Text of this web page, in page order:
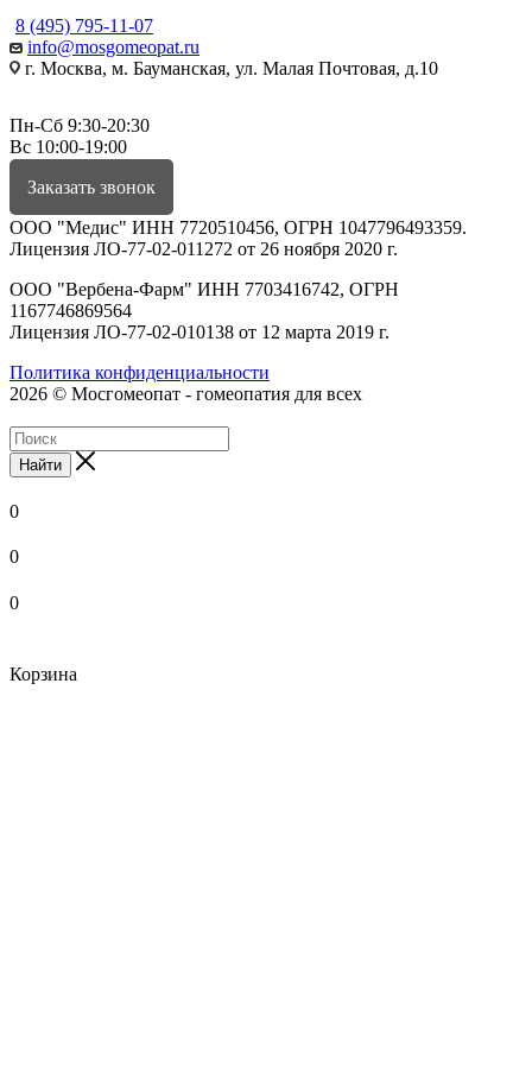
8 (495) 795-11-07
info@mosgomeopat.ru
г. Москва, м. Бауманская, ул. Малая Почтовая, д.10
Пн-Сб 9:30-20:30
Вс 10:00-19:00
Заказать звонок
ООО "Медис" ИНН 7720510456, ОГРН 1047796493359.
Лицензия ЛО-77-02-011272 от 26 ноября 2020 г.
ООО "Вербена-Фарм" ИНН 7703416742, ОГРН
1167746869564
Лицензия ЛО-77-02-010138 от 12 марта 2019 г.
Политика конфиденциальности
2026 © Мосгомеопат - гомеопатия для всех
Найти
0
0
0
Корзина